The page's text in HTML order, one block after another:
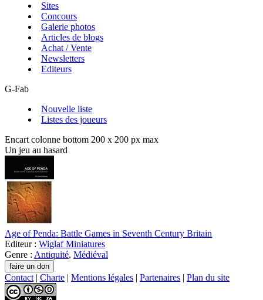
Sites
Concours
Galerie photos
Articles de blogs
Achat / Vente
Newsletters
Editeurs
G-Fab
Nouvelle liste
Listes des joueurs
Encart colonne bottom 200 x 200 px max
Un jeu au hasard
Age of Penda: Battle Games in Seventh Century Britain
Editeur : Wiglaf Miniatures
Genre : Antiquité, Médiéval
Contact | Charte | Mentions légales | Partenaires | Plan du site